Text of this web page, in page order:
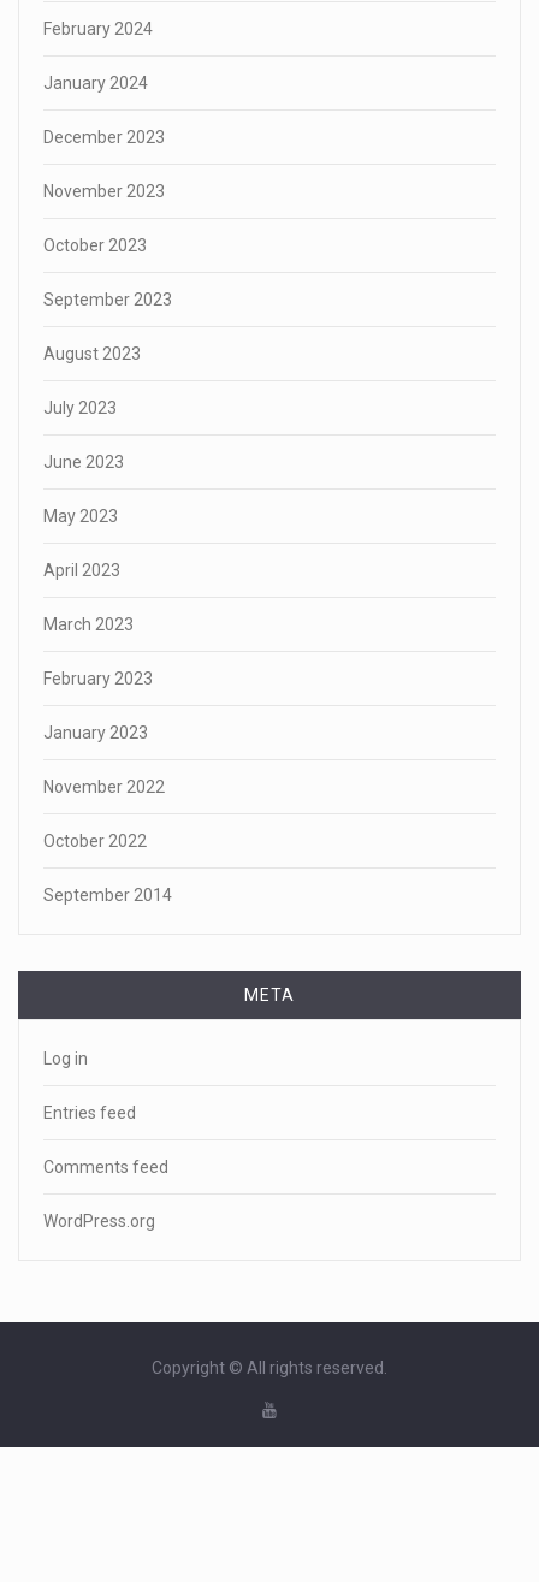
February 2024
January 2024
December 2023
November 2023
October 2023
September 2023
August 2023
July 2023
June 2023
May 2023
April 2023
March 2023
February 2023
January 2023
November 2022
October 2022
September 2014
META
Log in
Entries feed
Comments feed
WordPress.org
Copyright © All rights reserved.